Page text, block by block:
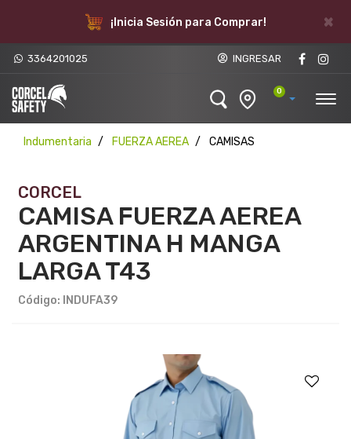
×
¡Inicia Sesión para Comprar!
3364201025 INGRESAR
0
Indumentaria FUERZA AEREA CAMISAS
CORCEL
CAMISA FUERZA AEREA
ARGENTINA H MANGA
LARGA T43
Código: INDUFA39